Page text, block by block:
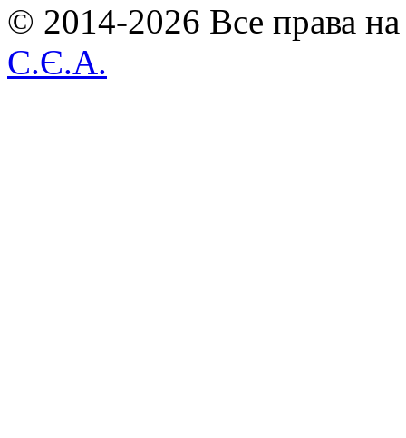
© 2014-2026 Все права
С.Є.А.